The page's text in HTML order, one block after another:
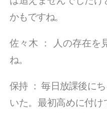
かもですね。
佐々木 ：
人の存在を
ね。
保持：毎日放課後に
いた。最初高めに付け